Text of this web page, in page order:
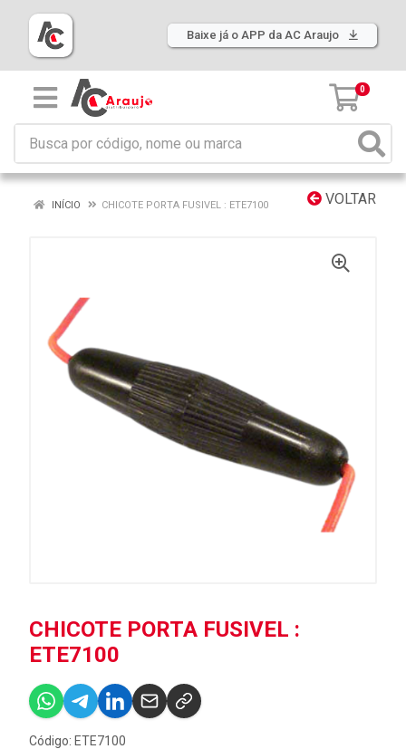
Baixe já o APP da AC Araujo
0
VOLTAR
INÍCIO CHICOTE PORTA FUSIVEL : ETE7100
CHICOTE PORTA FUSIVEL :
ETE7100
Código: ETE7100